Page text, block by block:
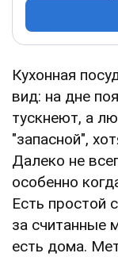
Кухонная
вид: на дне
тускнеют, а
"запасной",
Далеко не
особенно
Есть простой
за считанные
есть дома.